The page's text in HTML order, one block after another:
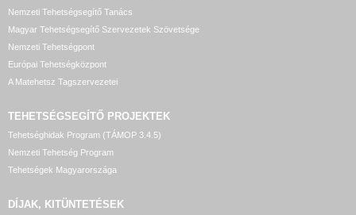
Nemzeti Tehetségsegítő Tanács
Magyar Tehetségsegítő Szervezetek Szövetsége
Nemzeti Tehetségpont
Európai Tehetségközpont
A Matehetsz Tagszervezetei
TEHETSÉGSEGÍTŐ PROJEKTEK
Tehetséghidak Program (TÁMOP 3.4.5)
Nemzeti Tehetség Program
Tehetségek Magyarországa
DÍJAK, KITÜNTETÉSEK